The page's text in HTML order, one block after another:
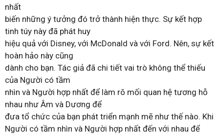
nhất
biến những ý tưởng đó trở thành hiện thực. Sự kết hợp
tinh túy này đã phát huy
hiệu quả với Disney, với McDonald và với Ford. Nên, sự kết
hoàn hảo này cũng
dành cho bạn. Tác giả đã chi tiết vai trò không thể thiếu
của Người có tầm
nhìn và Người hợp nhất để làm rõ mối quan hệ tương hỗ
nhau như Âm và Dương để
đưa tổ chức của bạn phát triển mạnh mẽ như thế nào. Khi
Người có tầm nhìn và Người hợp nhất đến với nhau để